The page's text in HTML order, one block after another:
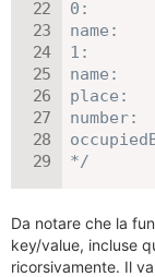
0:
name:
1:
name:
place:
*/
Da notare che la
key/value, incluse
ricorsivamente. Il